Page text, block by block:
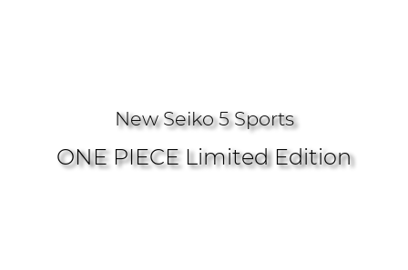
New Seiko 5 Sports
ONE PIECE Limited Edition